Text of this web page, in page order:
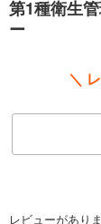
第2章 関係法令
第3章 労働衛生
■著者プロフィール
奥田 真史（お
部卒業後、三菱
川事業所）での
任。化学事業所
ら各種資格を取
第1種衛生
ー
＼
レビューがありま